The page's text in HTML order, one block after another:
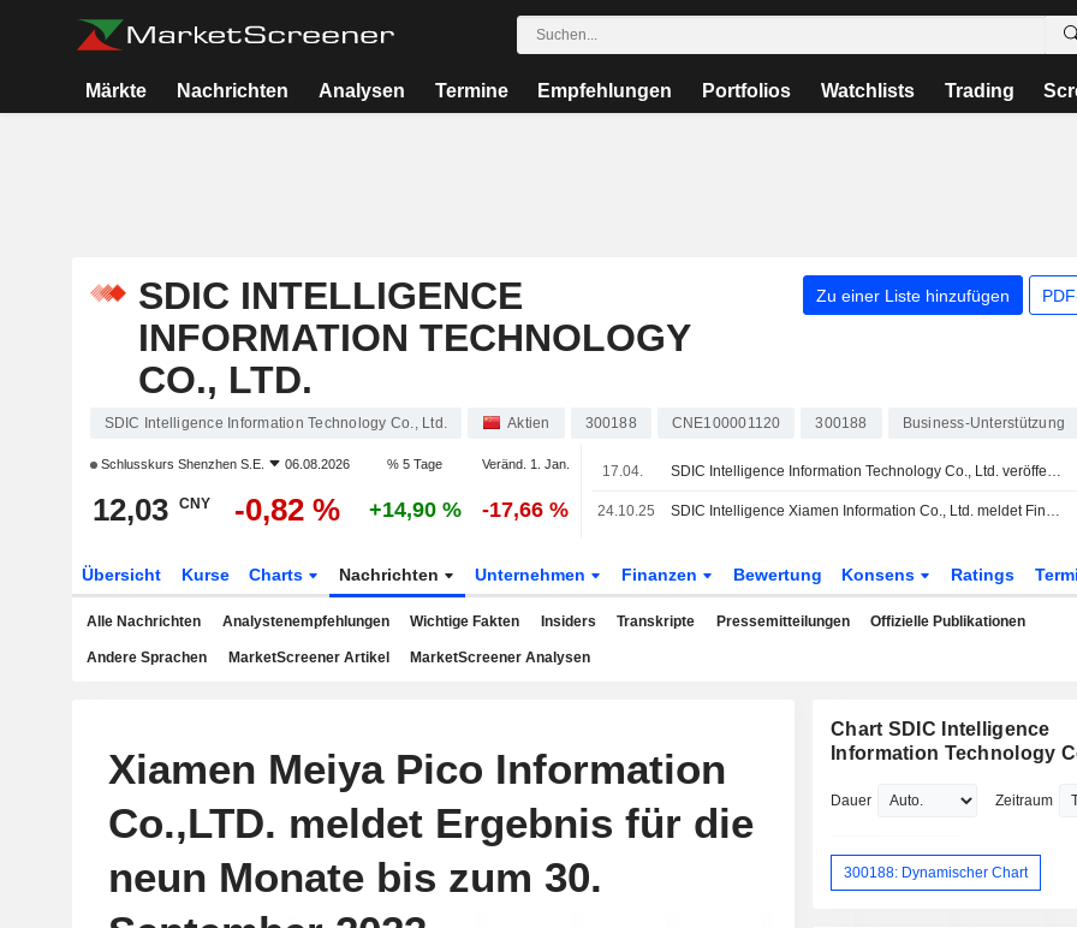
Märkte Nachrichten Analysen Termine Empfehlungen Portfolios Watchlists Trading
SDIC INTELLIGENCE
INFORMATION TECHNOLOGY
CO., LTD.
Zu einer Liste hinzufügen
SDIC Intelligence Information Technology Co., Ltd. Aktien 300188 CNE100001120 300188 Business-Unterstützung
Schlusskurs Shenzhen S.E. 06.08.2026 % 5 Tage Veränd. 1. Jan.
12,03 CNY -0,82 % +14,90 % -17,66 %
17.04. SDIC Intelligence Information Technology Co., Ltd. veröffentlicht Ergebniszahlen für das erste Quartal zum 31. März 2026
24.10.25 SDIC Intelligence Xiamen Information Co., Ltd. meldet Finanzergebnisse für die ersten neun Monate bis zum 30. September 2025
Übersicht Kurse Charts Nachrichten Unternehmen Finanzen Bewertung Konsens Ratings
Alle Nachrichten Analystenempfehlungen Wichtige Fakten Insiders Transkripte Pressemitteilungen Offizielle Publikationen
Andere Sprachen MarketScreener Artikel MarketScreener Analysen
Xiamen Meiya Pico Information
Co.,LTD. meldet Ergebnis für die
neun Monate bis zum 30.
Chart SDIC Intelligence
Information Technology
Dauer Zeitraum
300188: Dynamischer Chart